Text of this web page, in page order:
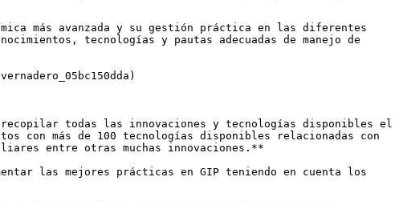
más avanzada y su gestión práctica en las diferentes
tecnologías y pautas adecuadas de manejo de
todas las innovaciones y tecnologías disponibles el
con más de 100 tecnologías disponibles relacionadas con
entre otras muchas innovaciones.**
las mejores prácticas en GIP teniendo en cuenta los